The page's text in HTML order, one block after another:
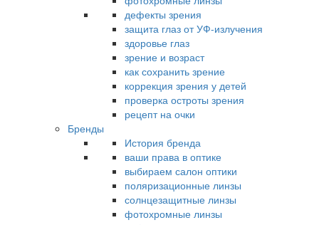
дефекты зрения
защита глаз от УФ-излучения
здоровье глаз
зрение и возраст
как сохранить зрение
коррекция зрения у детей
проверка остроты зрения
рецепт на очки
Бренды
История бренда
ваши права в оптике
выбираем салон оптики
поляризационные линзы
солнцезащитные линзы
фотохромные линзы